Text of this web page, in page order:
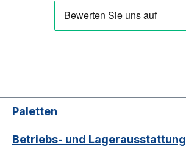
Paletten
Betriebs- und Lagerausstattung